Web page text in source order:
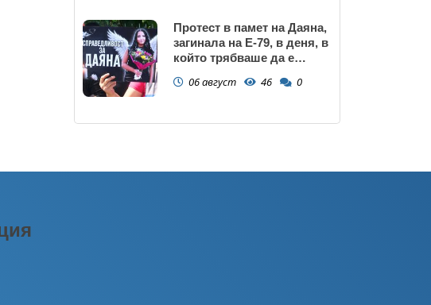
Протест в памет на Даяна,
загинала на Е-79, в деня, в
който трябваше да е
06 август 46 0